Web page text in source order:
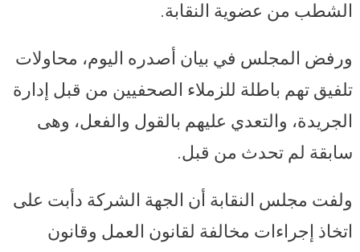
الشطب من عضوية النقابة.
ورفض المجلس في بيان أصدره اليوم، محاولات
تلفيق تهم باطلة للزملاء الصحفيين من قبل إدارة
الجريدة، والتعدي عليهم بالقول والفعل، وهى
سابقة لم تحدث من قبل.
ولفت مجلس النقابة أن الجهة الشركة دأبت على
اتخاذ إجراءات مخالفة لقانون العمل وقانون